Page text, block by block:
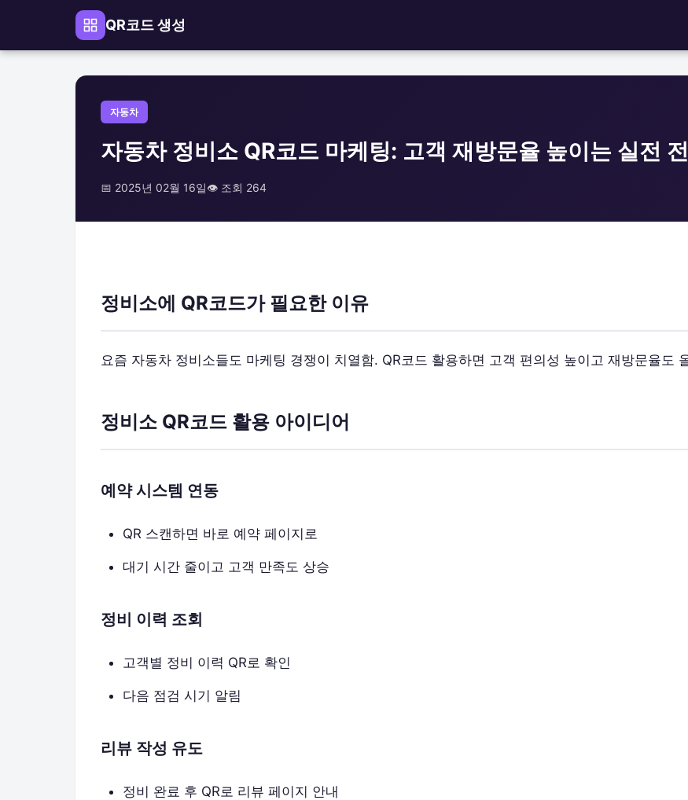
QR코드 생성
자동차
자동차 정비소 QR코드 마케팅: 고객 재방문율 높이는 실전
📅 2025년 02월 16일👁️ 조회 264
정비소에 QR코드가 필요한 이유
요즘 자동차 정비소들도 마케팅 경쟁이 치열함. QR코드 활용하면 고객 편의성 높이고 재방문율도
정비소 QR코드 활용 아이디어
예약 시스템 연동
QR 스캔하면 바로 예약 페이지로
대기 시간 줄이고 고객 만족도 상승
정비 이력 조회
고객별 정비 이력 QR로 확인
다음 점검 시기 알림
리뷰 작성 유도
정비 완료 후 QR로 리뷰 페이지 안내